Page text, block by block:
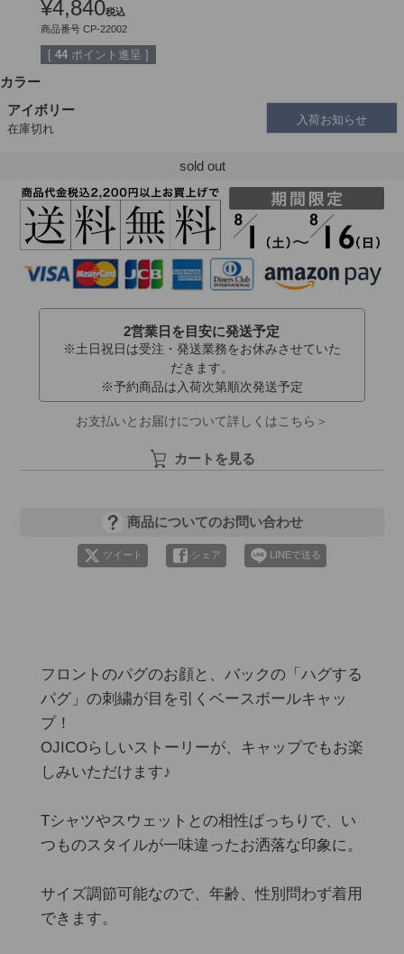
¥4,840税込
商品番号 CP-22002
[ 44 ポイント進呈 ]
カラー
アイボリー
在庫切れ
入荷お知らせ
sold out
2営業日を目安に発送予定
※土日祝日は受注・発送業務をお休みさせていた
だきます。
※予約商品は入荷次第順次発送予定
お支払いとお届けについて詳しくはこちら＞
カートを見る
商品についてのお問い合わせ
ツイート シェア LINEで送る
フロントのパグのお顔と、バックの「ハグする
パグ」の刺繍が目を引くベースボールキャッ
プ！
OJICOらしいストーリーが、キャップでもお楽
しみいただけます♪
Tシャツやスウェットとの相性ばっちりで、い
つものスタイルが一味違ったお洒落な印象に。
サイズ調節可能なので、年齢、性別問わず着用
できます。